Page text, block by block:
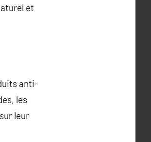
et
anti-
les
leur